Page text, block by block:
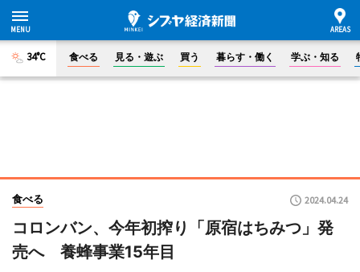
34°C 食べる 見る・遊ぶ 買う 暮らす・働く 学ぶ・知る
食べる 2024.04.24
コロンバン、今年初搾り「原宿はちみつ」発
売へ 養蜂事業15年目